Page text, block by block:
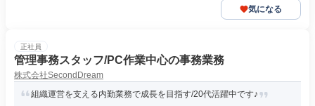
気になる
正社員
管理事務スタッフ/PC作業中心の事務業務
株式会社SecondDream
組織運営を支える内勤業務で成長を目指す/20代活躍中です♪